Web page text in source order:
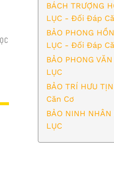
BÁCH TRƯỢNG
LỤC - Đối Đáp
BẢO PHONG
LỤC - Đối Đáp
BẢO PHONG
LỤC
BẢO TRÍ HƯU
Căn Cơ
BẢO NINH NHÂN
LỤC